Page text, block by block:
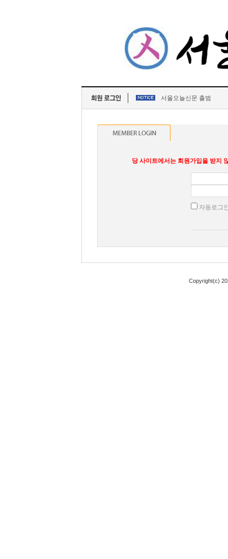
서울오늘신문 출범
당 사이트에서는 회원가입을 받지
자동로그
Copyright(c)